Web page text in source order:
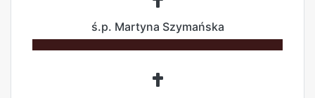
ś.p. Martyna Szymańska